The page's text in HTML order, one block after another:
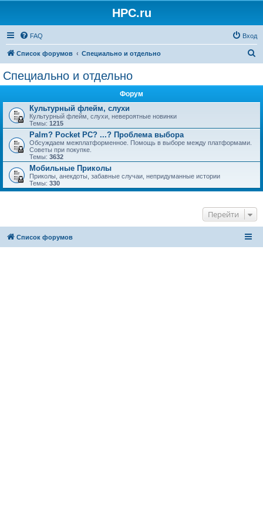
HPC.ru
FAQ Вход
Список форумов Специально и отдельно
Специально и отдельно
Форум
Культурный флейм, слухи
Культурный флейм, слухи, невероятные новинки
Темы: 1215
Palm? Pocket PC? ...? Проблема выбора
Обсуждаем межплатформенное. Помощь в выборе между платформами.
Советы при покупке.
Темы: 3632
Мобильные Приколы
Приколы, анекдоты, забавные случаи, непридуманные истории
Темы: 330
Перейти
Список форумов